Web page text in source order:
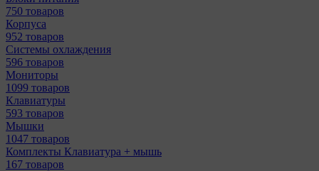
750 товаров
Корпуса
952 товаров
Системы охлаждения
596 товаров
Мониторы
1099 товаров
Клавиатуры
593 товаров
Мышки
1047 товаров
Комплекты Клавиатура + мышь
167 товаров